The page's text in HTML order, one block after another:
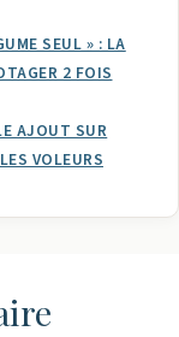
SEUL » : LA
2 FOIS
AJOUT SUR
VOLEURS